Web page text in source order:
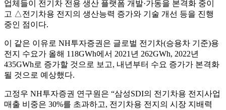
업체들이 전기차 전용 생산 플랫폼 개발·가동을 본격화 중이
고 △전기차용 전지의 생산능력 증가와 기술 개선 등을 진행
중인 점이다.
이 같은 이유로 NH투자증권은 글로벌 전기차(승용차 기준)용
전지 수요가 올해 118GWh에서 2021년 262GWh, 2022년
435GWh로 증가할 것으로 보고, 내년부터 수요 증가가 본격화
될 것으로 예상했다.
고정우 NH투자증권 연구원은 “삼성SDI의 전기차용 전지사업
매출 비중은 30%를 초과하고, 전기차용 전지의 시장 지배력